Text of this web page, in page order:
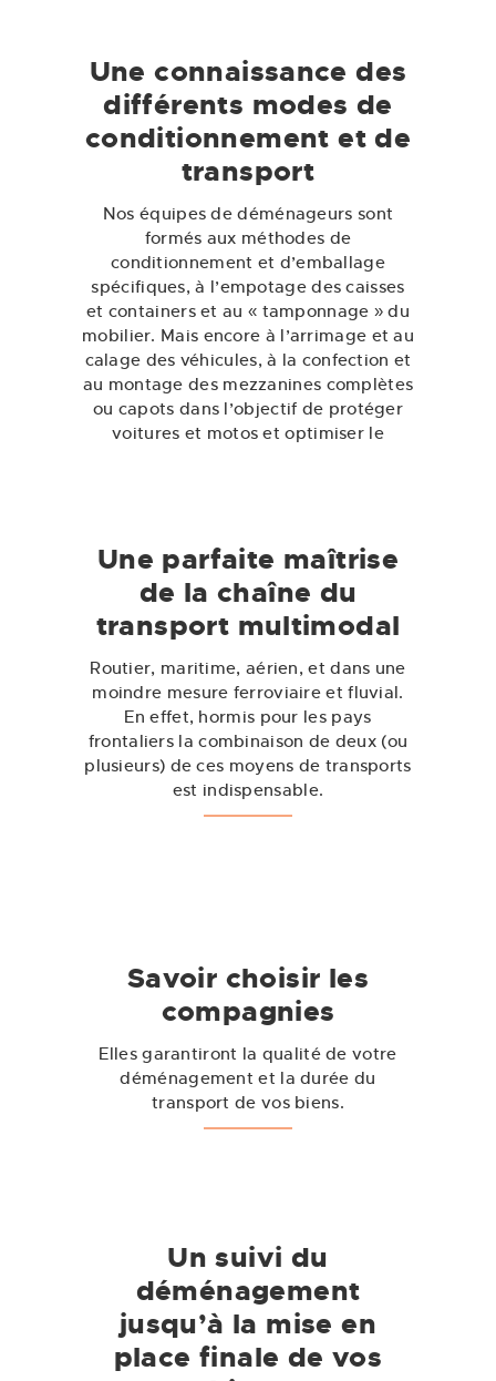
Une connaissance des
différents modes de
conditionnement et de
transport
Nos équipes de déménageurs sont
formés aux méthodes de
conditionnement et d’emballage
spécifiques, à l’empotage des caisses
et containers et au « tamponnage » du
mobilier. Mais encore à l’arrimage et au
calage des véhicules, à la confection et
au montage des mezzanines complètes
ou capots dans l’objectif de protéger
voitures et motos et optimiser le
Une parfaite maîtrise
de la chaîne du
transport multimodal
Routier, maritime, aérien, et dans une
moindre mesure ferroviaire et fluvial.
En effet, hormis pour les pays
frontaliers la combinaison de deux (ou
plusieurs) de ces moyens de transports
est indispensable.
Savoir choisir les
compagnies
Elles garantiront la qualité de votre
déménagement et la durée du
transport de vos biens.
Un suivi du
déménagement
jusqu’à la mise en
place finale de vos